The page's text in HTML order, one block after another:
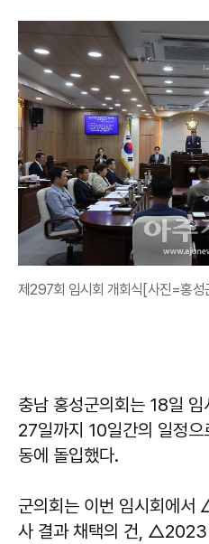
제297회 임시회 개회식[사진=홍성
충남 홍성군의회는 18일
27일까지 10일간의 일정
동에 돌입했다.
군의회는 이번 임시회에
사 결과 채택의 건, △2023